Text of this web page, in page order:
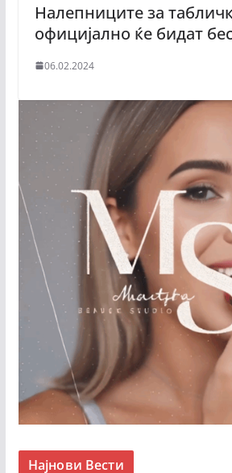
Налепниците за
официјално ќе бидат
06.02.2024
Најнови Вести